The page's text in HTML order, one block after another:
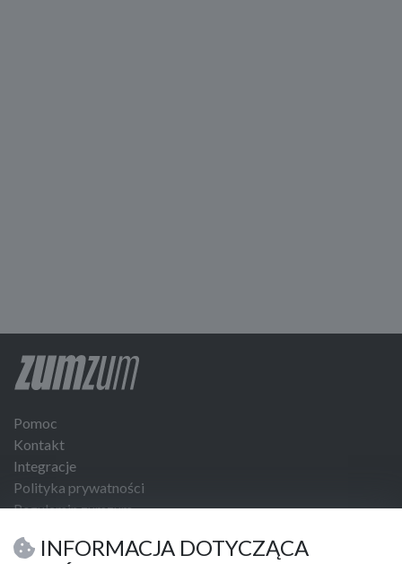
Pomoc
Kontakt
Integracje
Polityka prywatności
Regulamin zumzum
INFORMACJA DOTYCZĄCA